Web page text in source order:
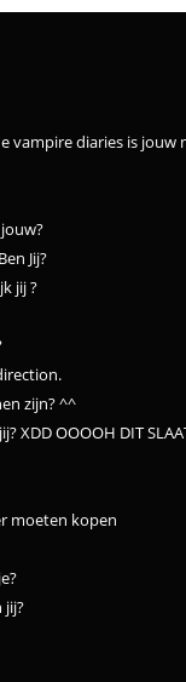
vampire diaries is jouw
Jij?
jij ?
zijn? ^^
XDD OOOOH DIT
moeten kopen
jij?